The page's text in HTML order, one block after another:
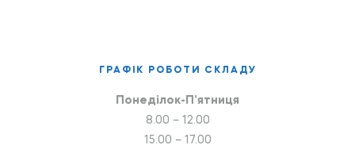
ГРАФІК РОБОТИ СКЛАДУ
Понеділок-П’ятниця
8.00 – 12.00
15.00 – 17.00